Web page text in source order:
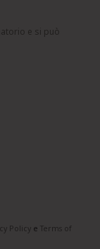
e si può
Policy e Terms of